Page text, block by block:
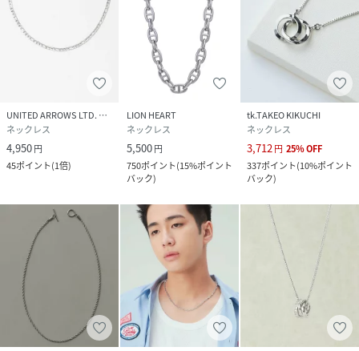
UNITED ARROWS LTD. OUTLET
ネックレス
4,950円
45ポイント(1倍)
LION HEART
ネックレス
5,500円
750ポイント(15%ポイント
バック)
tk.TAKEO KIKUCHI
ネックレス
3,712円 25%OFF
337ポイント(10%ポイント
バック)